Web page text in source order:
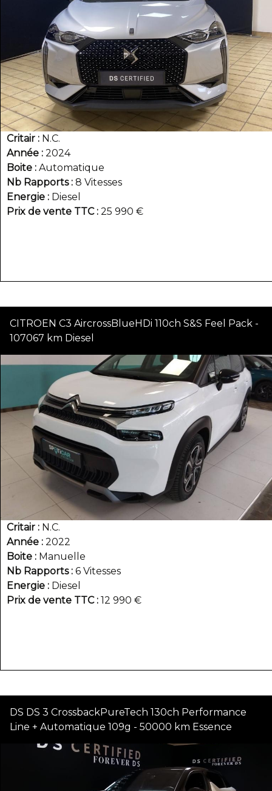
Critair
N.C.
Année 2024
Boite Automatique
Nb Rapports 8 Vitesses
Energie
Diesel
Prix de vente TTC 25 990 €
CITROEN C3 AircrossBlueHDi 110ch S&S Feel Pack -
107067 km Diesel
Critair
N.C.
Année 2022
Boite
Manuelle
Nb Rapports 6 Vitesses
Energie
Diesel
Prix de vente TTC 12 990 €
DS DS 3 CrossbackPureTech 130ch Performance
Line + Automatique 109g - 50000 km Essence